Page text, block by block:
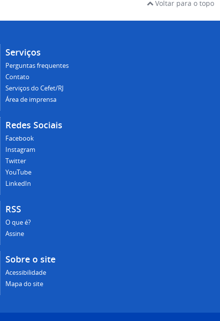
Voltar para o topo
Serviços
Perguntas frequentes
Contato
Serviços do Cefet/RJ
Área de imprensa
Redes Sociais
Facebook
Instagram
Twitter
YouTube
LinkedIn
RSS
O que é?
Assine
Sobre o site
Acessibilidade
Mapa do site